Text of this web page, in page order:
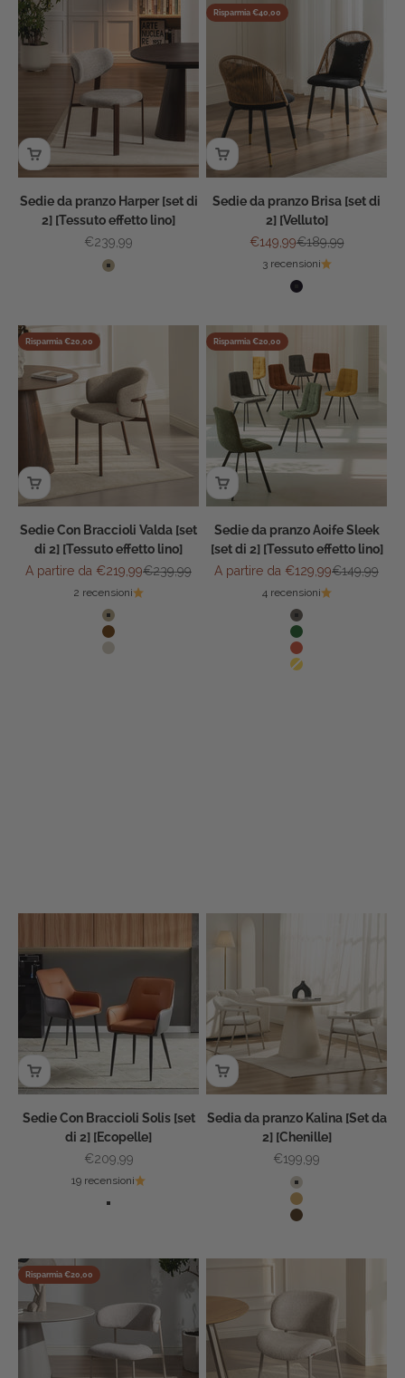
Sedie da pranzo Harper [set di
2] [Tessuto effetto lino]
Prezzo scontato
€239,99
Colore
Avena
Risparmia €40,00
Sedie da pranzo Brisa [set di
2] [Velluto]
Prezzo scontato
€149,99Prezzo
€189,99
3 recensioni
Colore
Nero
Risparmia €20,00
Sedie Con Braccioli Valda [set
di 2] [Tessuto effetto lino]
Prezzo scontato
A partire da €219,99Prezzo
€239,99
2 recensioni
Colore
Avena
Marrone
Beige
Risparmia €20,00
Sedie da pranzo Aoife Sleek
[set di 2] [Tessuto effetto lino]
Prezzo scontato
A partire da €129,99Prezzo
€149,99
4 recensioni
Colore
Grigio scuro
Verde
Terracotta
Senape
Sedie Con Braccioli Solis [set
di 2] [Ecopelle]
Prezzo scontato
€209,99
19 recensioni
Colore
Sedia da pranzo Kalina [Set da
2] [Chenille]
Prezzo scontato
€199,99
Color
Beige
Legno
Noce
Risparmia €20,00